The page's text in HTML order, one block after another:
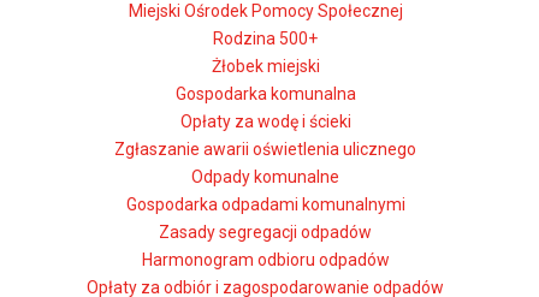
Miejski Ośrodek Pomocy Społecznej
Rodzina 500+
Żłobek miejski
Gospodarka komunalna
Opłaty za wodę i ścieki
Zgłaszanie awarii oświetlenia ulicznego
Odpady komunalne
Gospodarka odpadami komunalnymi
Zasady segregacji odpadów
Harmonogram odbioru odpadów
Opłaty za odbiór i zagospodarowanie odpadów